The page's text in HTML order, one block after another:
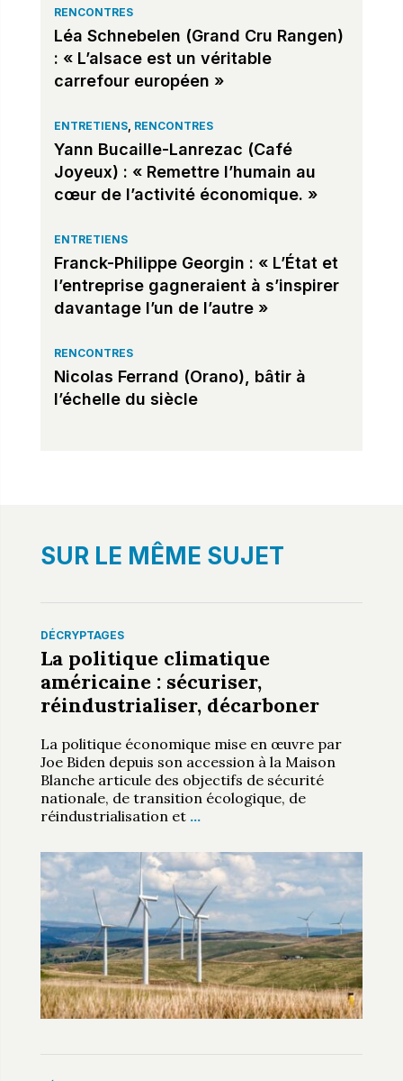
RENCONTRES
Léa Schnebelen (Grand Cru Rangen)
: « L’alsace est un véritable
carrefour européen »
ENTRETIENS, RENCONTRES
Yann Bucaille-Lanrezac (Café
Joyeux) : « Remettre l’humain au
cœur de l’activité économique. »
ENTRETIENS
Franck-Philippe Georgin : « L’État et
l’entreprise gagneraient à s’inspirer
davantage l’un de l’autre »
RENCONTRES
Nicolas Ferrand (Orano), bâtir à
l’échelle du siècle
SUR LE MÊME SUJET
DÉCRYPTAGES
La politique climatique
américaine : sécuriser,
réindustrialiser, décarboner
La politique économique mise en œuvre par
Joe Biden depuis son accession à la Maison
Blanche articule des objectifs de sécurité
nationale, de transition écologique, de
réindustrialisation et …